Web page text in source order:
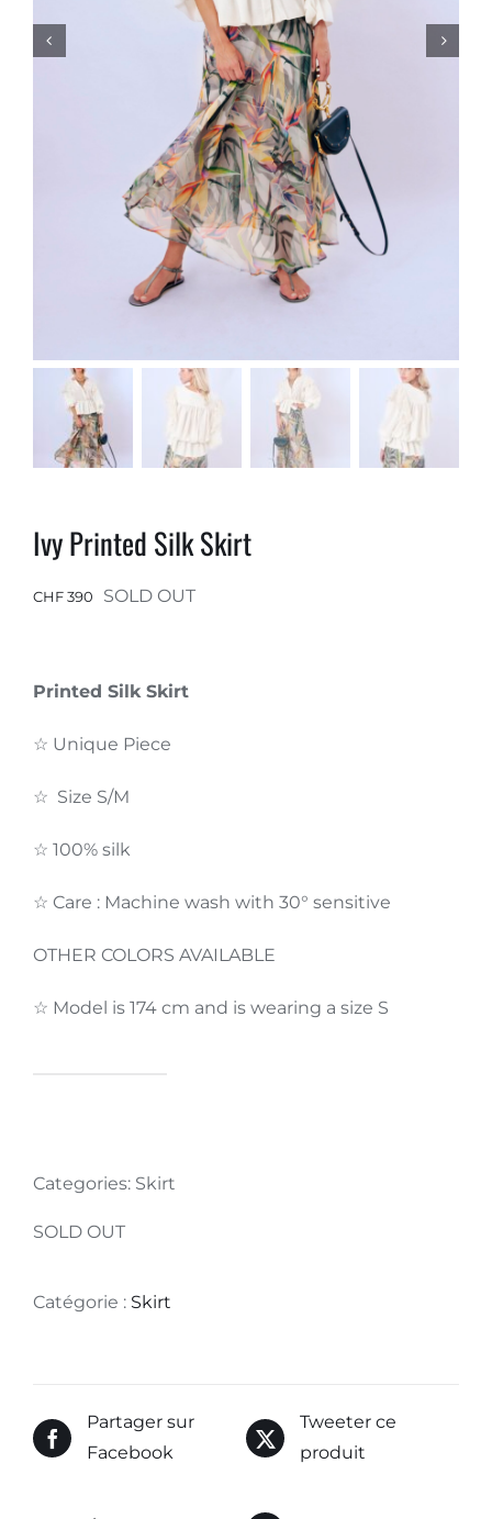
Ivy Printed Silk Skirt
CHF 390 SOLD OUT
Printed Silk Skirt
☆ Unique Piece
☆ Size S/M
☆ 100% silk
☆ Care : Machine wash with 30° sensitive
OTHER COLORS AVAILABLE
☆ Model is 174 cm and is wearing a size S
Categories: Skirt
SOLD OUT
Catégorie : Skirt
Partager sur
Facebook
Tweeter ce
produit